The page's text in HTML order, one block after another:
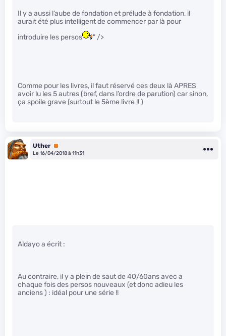
Il y a aussi l’aube de fondation et prélude à fondation, il
aurait été plus intelligent de commencer par là pour
introduire les persos
" />
Comme pour les livres, il faut réservé ces deux là APRES
avoir lu les 5 autres (bref, dans l’ordre de parution) car sinon,
ça spoile grave (surtout le 5ème livre !! )
Uther Premium
Le 16/04/2018 à 11h31
Aldayo a écrit :
Au contraire, il y a plein de saut de 40/60ans avec a
chaque fois des persos nouveaux (et donc adieu les
anciens ) : idéal pour une série !!